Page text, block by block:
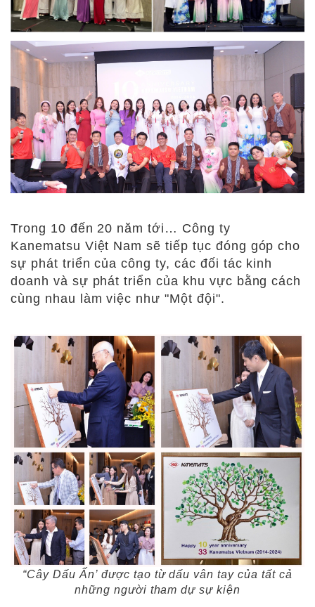
Trong 10 đến 20 năm tới… Công ty
Kanematsu Việt Nam sẽ tiếp tục đóng góp cho
sự phát triển của công ty, các đối tác kinh
doanh và sự phát triển của khu vực bằng cách
cùng nhau làm việc như "Một đội".
“Cây Dấu Ấn’ được tạo từ dấu vân tay của tất cả
những người tham dự sự kiện